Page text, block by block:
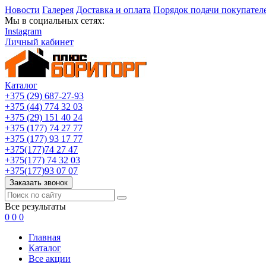
Новости Галерея Доставка и оплата Порядок подачи
Мы в социальных сетях:
Instagram
Личный кабинет
Каталог
+375 (29) 687-27-93
+375 (44) 774 32 03
+375 (29) 151 40 24
+375 (177) 74 27 77
+375 (177) 93 17 77
+375(177)74 27 47
+375(177) 74 32 03
+375(177)93 07 07
Заказать звонок
Все результаты
0 0 0
Главная
Каталог
Все акции